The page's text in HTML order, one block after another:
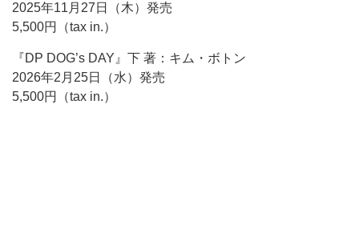
2025年11月27日（木）発売
5,500円（tax in.）
『DP DOG’s DAY』下 著：キム・ボトン
2026年2月25日（水）発売
5,500円（tax in.）